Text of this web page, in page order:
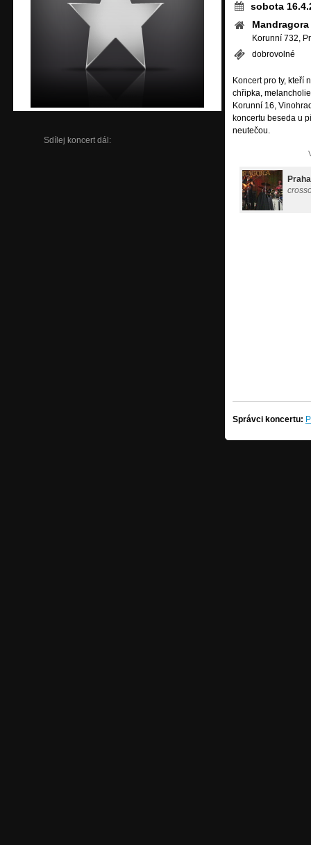
Sdílej koncert dál:
sobota
Mandragora
Korunní 732,
dobrovolné
Koncert pro ty, kteří
chřipka,
Korunní 16,
koncertu beseda u
neutečou.
Správci koncertu: